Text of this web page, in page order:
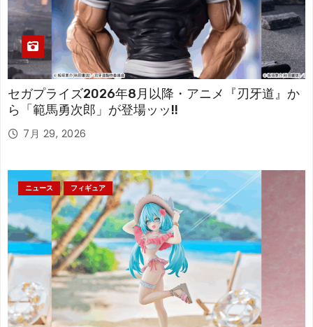
セガプライズ2026年8月以降・アニメ『刃牙道』か
ら「範馬勇次郎」が登場ッッ!!
7月 29, 2026
ニュース フィギュア